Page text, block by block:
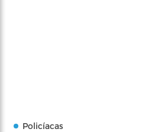
Policíacas